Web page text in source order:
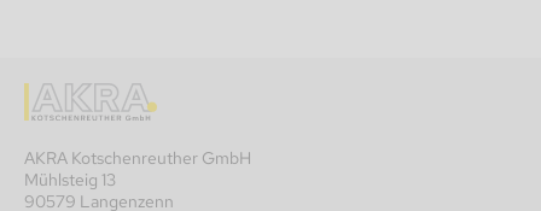
AKRA Kotschenreuther GmbH
Mühlsteig 13
90579 Langenzenn